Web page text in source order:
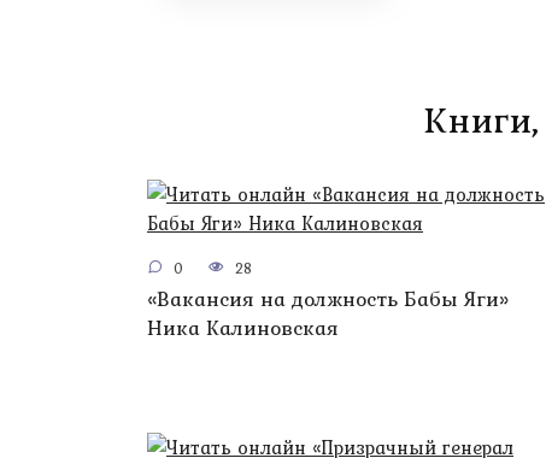
0 28
«Вакансия на должность Бабы Яги»
Ника Калиновская